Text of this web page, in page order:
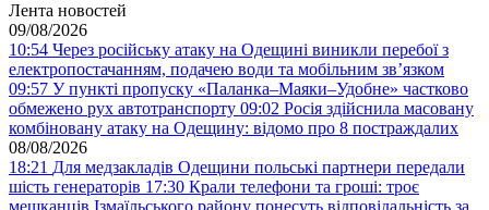
Лента новостей
09/08/2026
10:54 Через російську атаку на Одещині виникли перебої з
електропостачанням, подачею води та мобільним звʼязком
09:57 У пункті пропуску «Паланка–Маяки–Удобне» частково
обмежено рух автотранспорту 09:02 Росія здійснила масовану
комбіновану атаку на Одещину: відомо про 8 постраждалих
08/08/2026
18:21 Для медзакладів Одещини польські партнери передали
шість генераторів 17:30 Крали телефони та гроші: троє
мешканців Ізмаїльського району понесуть відповідальність за